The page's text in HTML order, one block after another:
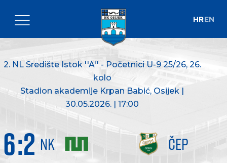
HREN
2. NL Središte Istok ''A'' - Početnici U-9 25/26, 26.
kolo
Stadion akademije Krpan Babić, Osijek |
30.05.2026. | 17:00
NK ČEP
6:2